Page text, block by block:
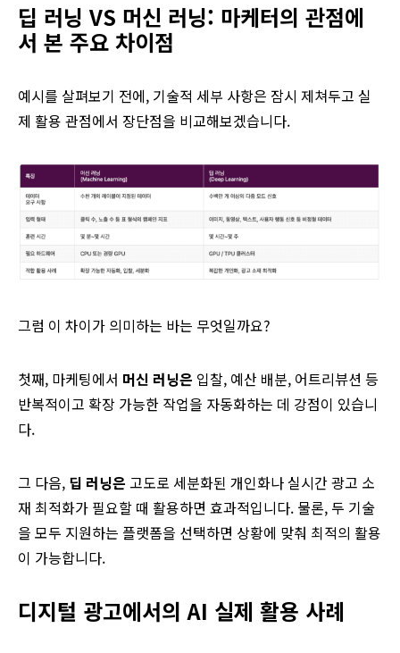
딥 러닝 VS 머신 러닝: 마케터의 관점에
서 본 주요 차이점
예시를 살펴보기 전에, 기술적 세부 사항은 잠시 제쳐두고 실
제 활용 관점에서 장단점을 비교해보겠습니다.
그럼 이 차이가 의미하는 바는 무엇일까요?
첫째, 마케팅에서 머신 러닝은 입찰, 예산 배분, 어트리뷰션 등
반복적이고 확장 가능한 작업을 자동화하는 데 강점이 있습니
다.
그 다음, 딥 러닝은 고도로 세분화된 개인화나 실시간 광고 소
재 최적화가 필요할 때 활용하면 효과적입니다. 물론, 두 기술
을 모두 지원하는 플랫폼을 선택하면 상황에 맞춰 최적의 활용
이 가능합니다.
디지털 광고에서의 AI 실제 활용 사례